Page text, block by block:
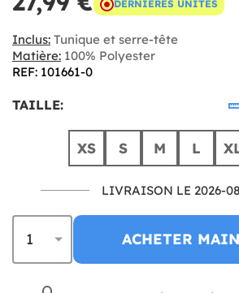
DERNIÈRES UNITÉS
Inclus: Tunique et serre-tête
Matière: 100% Polyester
REF: 101661-0
TAILLE:
XS S M L
LIVRAISON LE 2026-
ACHETER